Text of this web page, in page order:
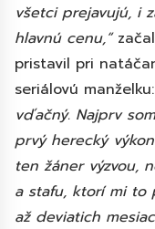
všetci prejavujú, i
hlavnú cenu,“začal
pristavil pri
seriálovú manželku:
vďačný. Najprv
prvý herecký
ten žáner výzvou,
a stafu, ktorí mi to
až deviatich